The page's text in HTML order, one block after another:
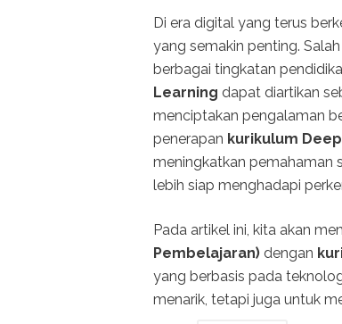
Di era digital yang terus
yang semakin penting.
berbagai tingkatan
Learning dapat diartikan
menciptakan pengalaman
penerapan kurikulum
meningkatkan pemahaman
lebih siap menghadapi
Pada artikel ini, kita akan
Pembelajaran) dengan
yang berbasis pada
menarik, tetapi juga untuk